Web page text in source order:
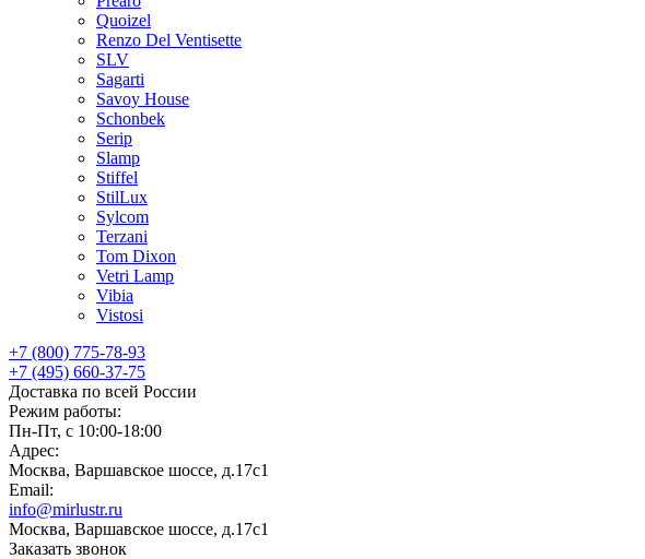
Quoizel
Renzo Del Ventisette
SLV
Sagarti
Savoy House
Schonbek
Serip
Slamp
Stiffel
StilLux
Sylcom
Terzani
Tom Dixon
Vetri Lamp
Vibia
Vistosi
+7 (800) 775-78-93
+7 (495) 660-37-75
Доставка по всей России
Режим работы:
Пн-Пт, с 10:00-18:00
Адрес:
Москва, Варшавское шоссе, д.17c1
Email:
info@mirlustr.ru
Москва, Варшавское шоссе, д.17c1
Заказать звонок